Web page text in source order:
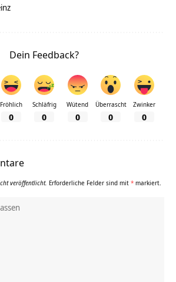
Dein Feedback?
Fröhlich
0
Schläfrig
0
Wütend
0
Überrascht
0
Zwinker
0
veröffentlicht. Erforderliche Felder sind mit * markiert.